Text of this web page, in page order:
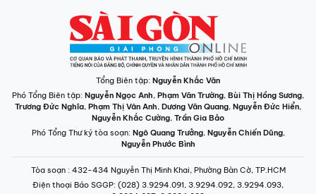
Tổng Biên tập: Nguyễn Khắc Văn
Phó Tổng Biên tập: Nguyễn Ngọc Anh, Phạm Văn Trường, Bùi Thị Hồng Sương,
Trương Đức Nghĩa, Phạm Thị Vân Anh, Dương Văn Quang, Nguyễn Đức Hiển,
Nguyễn Khắc Cường, Trần Gia Bảo
Phó Tổng Thư ký tòa soạn: Ngô Quang Trưởng, Nguyễn Chiến Dũng,
Nguyễn Phước Bình
Tòa soạn : 432-434 Nguyễn Thị Minh Khai, Phường Bàn Cờ, TP.HCM
Điện thoại Báo SGGP: (028) 3.9294.091, 3.9294.092, 3.9294.093,